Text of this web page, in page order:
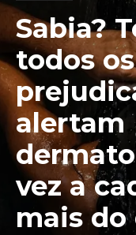
Sabia?
todos
alertam
vez a
mais